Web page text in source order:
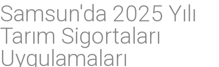
Samsun'da 2025 Yılı
Tarım Sigortaları
Uygulamaları